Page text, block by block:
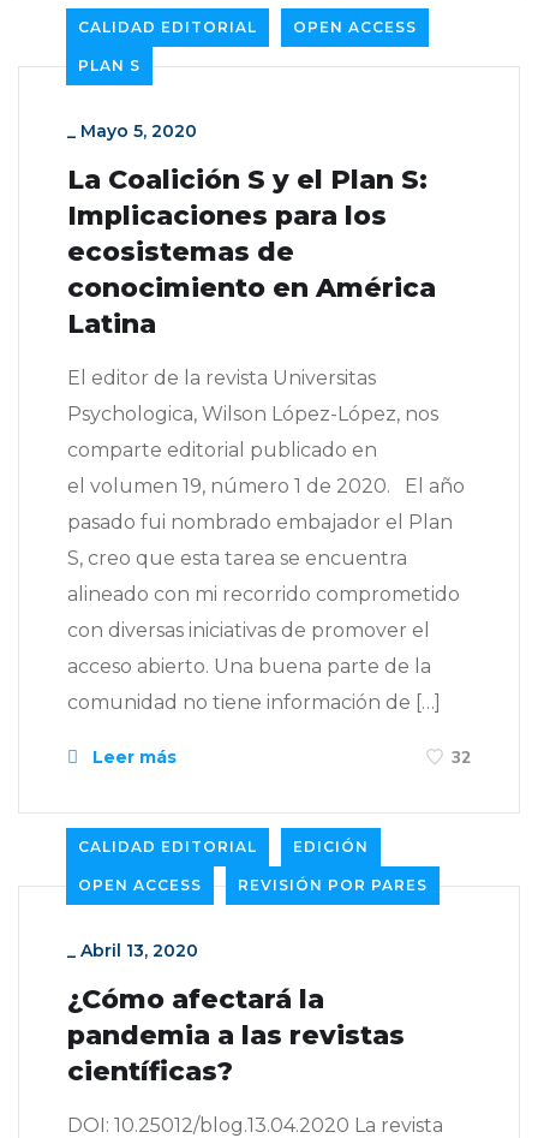
CALIDAD EDITORIAL OPEN ACCESS
PLAN S
_ Mayo 5, 2020
La Coalición S y el Plan S:
Implicaciones para los
ecosistemas de
conocimiento en América
Latina
El editor de la revista Universitas
Psychologica, Wilson López-López, nos
comparte editorial publicado en
el volumen 19, número 1 de 2020. El año
pasado fui nombrado embajador el Plan
S, creo que esta tarea se encuentra
alineado con mi recorrido comprometido
con diversas iniciativas de promover el
acceso abierto. Una buena parte de la
comunidad no tiene información de […]
Leer más 32
CALIDAD EDITORIAL EDICIÓN
OPEN ACCESS REVISIÓN POR PARES
_ Abril 13, 2020
¿Cómo afectará la
pandemia a las revistas
científicas?
DOI: 10.25012/blog.13.04.2020 La revista